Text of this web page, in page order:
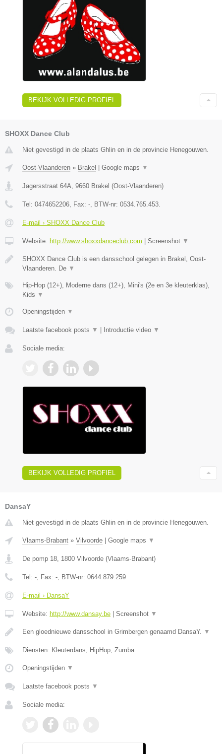
BEKIJK VOLLEDIG PROFIEL
SHOXX Dance Club
Niet gevestigd in de plaats Ghlin en in de provincie Henegouwen.
Oost-Vlaanderen » Brakel | Google maps ▼
Jagersstraat 64A 9660 Brakel (Oost-Vlaanderen)
Tel: 0474652206 , Fax: - , BTW-nr: 0534.765.453.
E-mail › SHOXX Dance Club
Website: http://www.shoxxdanceclub.com | Screenshot ▼
SHOXX Dance Club is een dansschool gelegen in Brakel, Oost-
Vlaanderen. De ▼
Hip-Hop (12+), Moderne dans (12+), Mini's (2e en 3e kleuterklas),
Kids ▼
Openingstijden ▼
Laatste facebook posts ▼ | Introductie video ▼
Sociale media:
BEKIJK VOLLEDIG PROFIEL
DansaY
Niet gevestigd in de plaats Ghlin en in de provincie Henegouwen.
Vlaams-Brabant » Vilvoorde | Google maps ▼
De pomp 18 1800 Vilvoorde (Vlaams-Brabant)
Tel: - , Fax: - , BTW-nr: 0644.879.259
E-mail › DansaY
Website: http://www.dansay.be | Screenshot ▼
Een gloednieuwe dansschool in Grimbergen genaamd DansaY. ▼
Diensten: Kleuterdans, HipHop, Zumba
Openingstijden ▼
Laatste facebook posts ▼
Sociale media: